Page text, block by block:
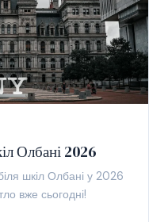
Олбані 2026
шкіл Олбані у 2026
вже сьогодні!